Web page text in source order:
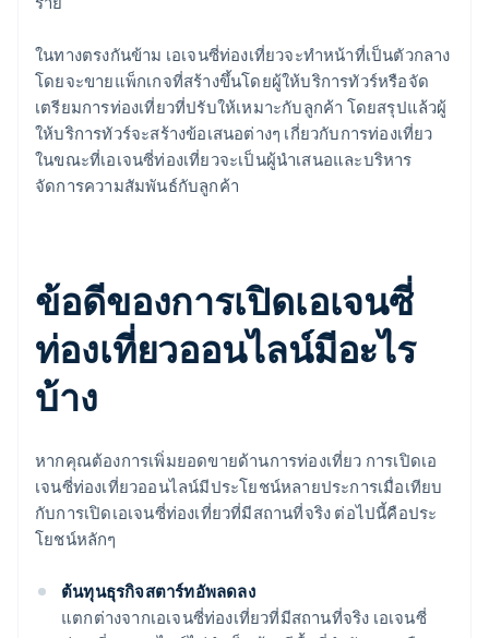
ในทางตรงกันข้าม เอเจนซี่ท่องเที่ยวจะทำหน้าที่เป็นตัวกลาง
โดยจะขายแพ็กเกจที่สร้างขึ้นโดยผู้ให้บริการทัวร์หรือจัด
เตรียมการท่องเที่ยวที่ปรับให้เหมาะกับลูกค้า โดยสรุปแล้วผู้
ให้บริการทัวร์จะสร้างข้อเสนอต่างๆ เกี่ยวกับการท่องเที่ยว
ในขณะที่เอเจนซี่ท่องเที่ยวจะเป็นผู้นำเสนอและบริหาร
จัดการความสัมพันธ์กับลูกค้า
ข้อดีของการเปิดเอเจนซี่
ท่องเที่ยวออนไลน์มีอะไร
บ้าง
หากคุณต้องการเพิ่มยอดขายด้านการท่องเที่ยว การเปิดเอ
เจนซี่ท่องเที่ยวออนไลน์มีประโยชน์หลายประการเมื่อเทียบ
กับการเปิดเอเจนซี่ท่องเที่ยวที่มีสถานที่จริง ต่อไปนี้คือประ
โยชน์หลักๆ
ต้นทุนธุรกิจสตาร์ทอัพลดลง
แตกต่างจากเอเจนซี่ท่องเที่ยวที่มีสถานที่จริง เอเจนซี่